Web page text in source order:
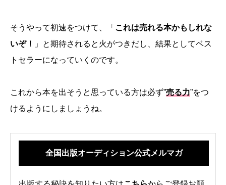
そうやって初速をつけて、「 これは売れる本かもしれな
いぞ！
」と期待されると火がつきだし、結果としてベス
トセラーになっていくのです。
これから本を出そうと思っている方は必ず”売る力”をつ
けるようにしましょうね。
全国出版オーディション公式メルマガ